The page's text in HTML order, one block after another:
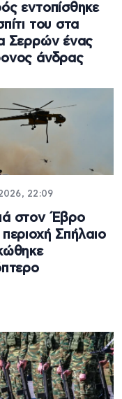
εντοπίσθηκε
του στα
Σερρών ένας
άνδρας
22:09
στον Έβρο
Σπήλαιο